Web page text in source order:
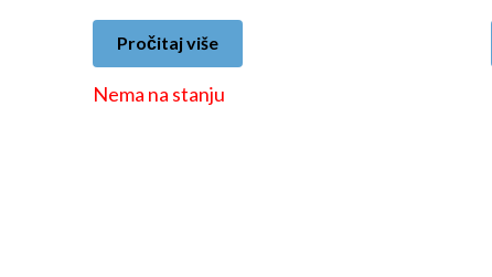
Pročitaj više
Nema na stanju